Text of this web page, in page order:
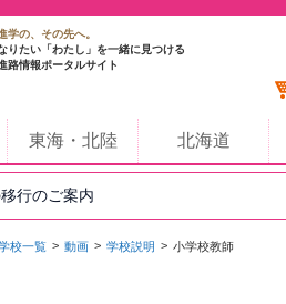
学の、その先へ。
りたい「わたし」を一緒に見つける
路情報ポータルサイト
東海・北陸 北海道
行のご案内
校一覧 動画 学校説明 小学校教師